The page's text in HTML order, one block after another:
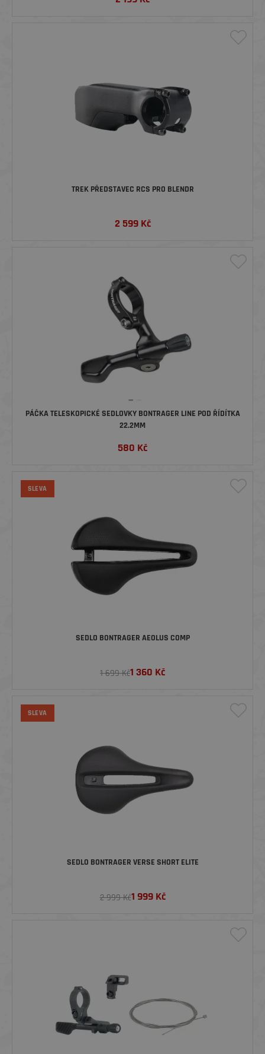
TREK PŘEDSTAVEC RCS PRO BLENDR
2 599Kč
PÁČKA TELESKOPICKÉ SEDLOVKY BONTRAGER LINE POD ŘÍDÍTKA
22.2MM
580 Kč
SLEVA
SEDLO BONTRAGER AEOLUS COMP
1 699 Kč1 360 Kč
SLEVA
SEDLO BONTRAGER VERSE SHORT ELITE
2 999 Kč1 999Kč